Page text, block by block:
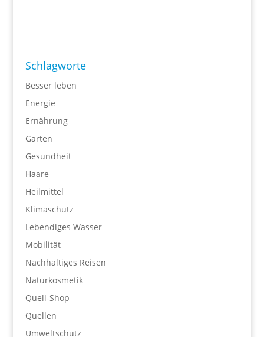
Schlagworte
Besser leben
Energie
Ernährung
Garten
Gesundheit
Haare
Heilmittel
Klimaschutz
Lebendiges Wasser
Mobilität
Nachhaltiges Reisen
Naturkosmetik
Quell-Shop
Quellen
Umweltschutz